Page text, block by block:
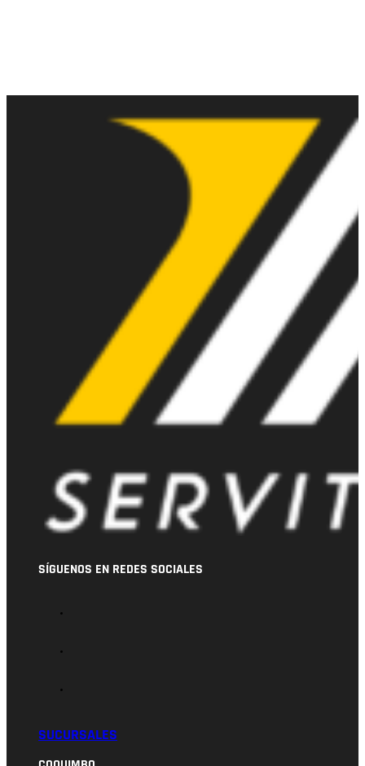
SÍGUENOS EN REDES SOCIALES
SUCURSALES